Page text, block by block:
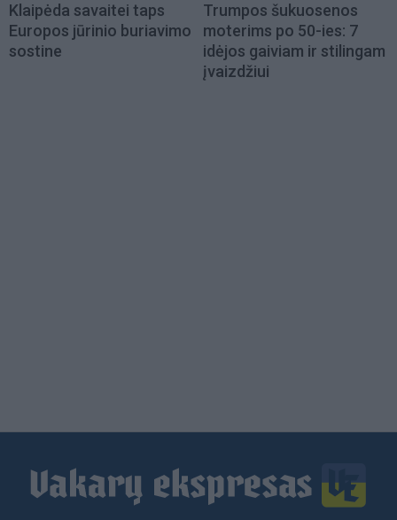
Klaipėda savaitei taps
Europos jūrinio buriavimo
sostine
Trumpos šukuosenos
moterims po 50-ies: 7
idėjos gaiviam ir stilingam
įvaizdžiui